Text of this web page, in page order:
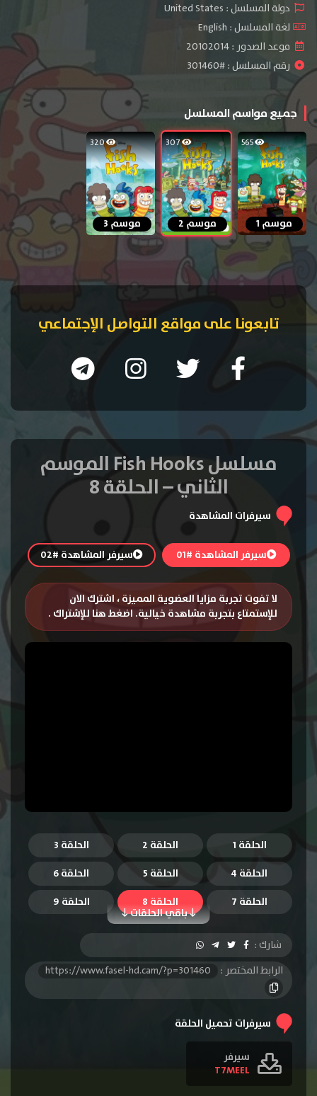
دولة المسلسل : United States
لغة المسلسل : English
موعد الصدور : 20102014
رقم المسلسل : #301460
جميع مواسم المسلسل
565
موسم 1
307
موسم 2
320
موسم 3
تابعونا على مواقع التواصل الإجتماعي
مسلسل Fish Hooks الموسم
الثاني – الحلقة 8
سيرفرات المشاهدة
سيرفر المشاهدة #01 سيرفر المشاهدة #02
لا تفوت تجربة مزايا العضوية المميزة ، اشترك الان
للإستمتاع بتجربة مشاهدة خيالية. اضغط هنا للإشتراك .
الحلقة 1 الحلقة 2
الحلقة 3
الحلقة 4
الحلقة 5 الحلقة 6
باقي الحلقات
الحلقة 7 الحلقة 8
الحلقة 9
الحلقة 10
الحلقة 11
الحلقة 13
الحلقة 14
الحلقة 15
شارك :
الرابط المختصر :
https://www.fasel-hd.cam/?p=301460
سيرفرات تحميل الحلقة
سيرفر
T7MEEL